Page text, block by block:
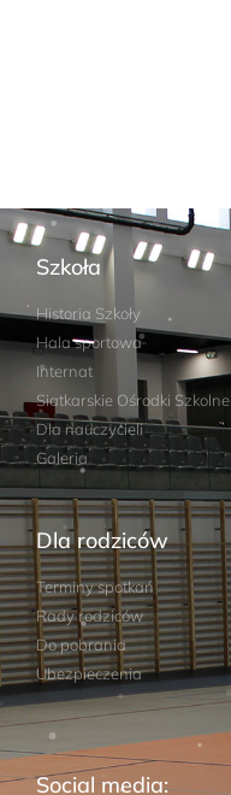
Szkoła
Historia Szkoły
Hala sportowa
Internat
Siatkarskie Ośrodki Szkolne
Dla nauczycieli
Galeria
Dla rodziców
Terminy spotkań
Rady rodziców
Do pobrania
Ubezpieczenia
Social media: